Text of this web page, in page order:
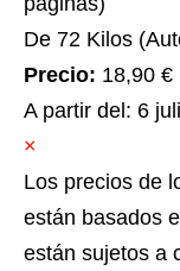
De 72 Kilos
Precio: 18,90 €
A partir del: 6
×
Los precios de
están basados
están sujetos a